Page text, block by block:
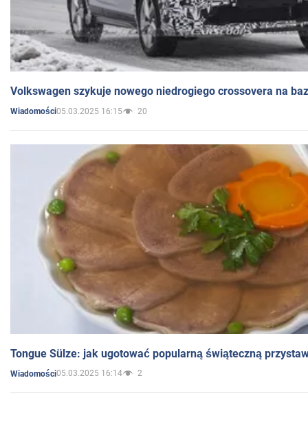
Volkswagen szykuje nowego niedrogiego crossovera na
Wiadomości05.03.2025 16:15 20
Tongue Sülze: jak ugotować popularną świąteczną
Wiadomości05.03.2025 16:14 2